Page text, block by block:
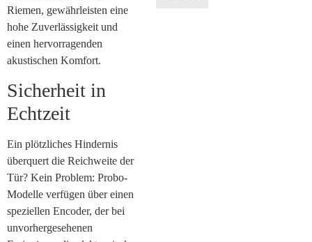
Riemen, gewährleisten eine
hohe Zuverlässigkeit und
einen hervorragenden
akustischen Komfort.
Sicherheit in
Echtzeit
Ein plötzliches Hindernis
überquert die Reichweite der
Tür? Kein Problem: Probo-
Modelle verfügen über einen
speziellen Encoder, der bei
unvorhergesehenen